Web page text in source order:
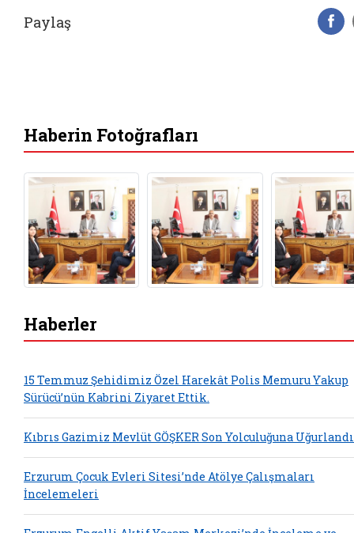
Paylaş
Haberin Fotoğrafları
Haberler
15 Temmuz Şehidimiz Özel Harekât Polis Memuru Yakup
Sürücü’nün Kabrini Ziyaret Ettik.
Kıbrıs Gazimiz Mevlüt GÖŞKER Son Yolculuğuna Uğurlandı
Erzurum Çocuk Evleri Sitesi’nde Atölye Çalışmaları
İncelemeleri